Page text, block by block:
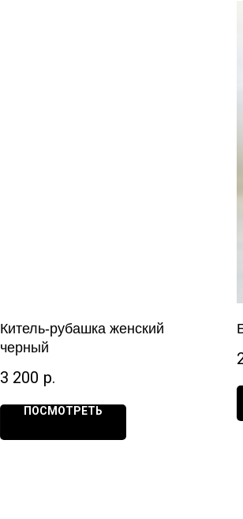
Китель-рубашка женский
черный
3 200 р.
ПОСМОТРЕТЬ